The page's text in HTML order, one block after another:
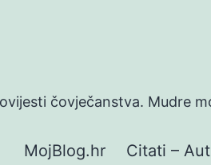
čovječanstva. Mudre
MojBlog.hr Citati –